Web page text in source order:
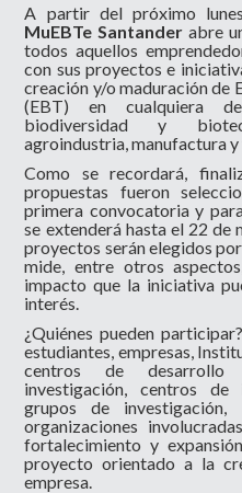
A partir del próximo
MuEBTe Santander abre
todos aquellos
con sus proyectos e
creación y/o maduración de
(EBT) en cualquiera
biodiversidad y
agroindustria, manufactura y
Como se recordará,
propuestas fueron
primera convocatoria y
se extenderá hasta el 22 de
proyectos serán elegidos
mide, entre otros
impacto que la iniciativa
interés.
¿Quiénes pueden
estudiantes, empresas,
centros de desarrollo
investigación, centros de
grupos de investigación,
organizaciones
fortalecimiento y
proyecto orientado a la
empresa.